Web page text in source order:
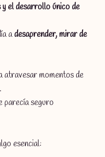
el desarrollo único de
adesaprender, mirar de
atravesar momentos de
parecía seguro
esencial: